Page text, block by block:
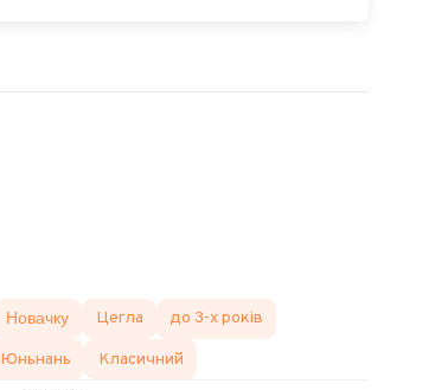
Новачку Цегла до 3-х років
Юньнань Класичний